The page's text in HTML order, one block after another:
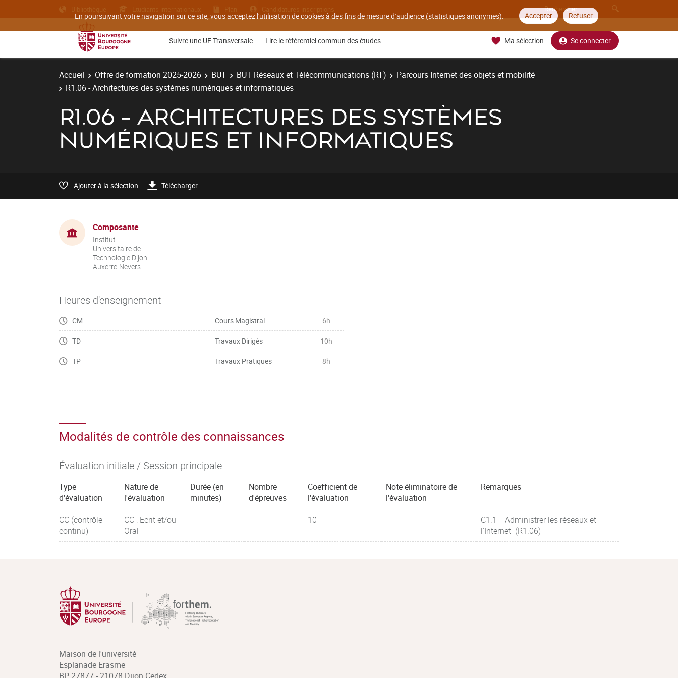
En poursuivant votre navigation sur ce site, vous acceptez l'utilisation de cookies à des fins de mesure d'audience (statistiques anonymes). Accepter Refuser
Bibliothèque Etudiants internationaux Plan Candidatures inscriptions
Suivre une UE Transversale Lire le référentiel commun des études Ma sélection Se connecter
Accueil Offre de formation 2025-2026 BUT BUT Réseaux et Télécommunications (RT)
Parcours Internet des objets et mobilité
R1.06 - Architectures des systèmes numériques et informatiques
R1.06 - ARCHITECTURES DES SYSTÈMES
NUMÉRIQUES ET INFORMATIQUES
Ajouter à la sélection Télécharger
Composante
Institut
Universitaire de
Technologie Dijon-
Auxerre-Nevers
Heures d'enseignement
CM Cours Magistral 6h
TD Travaux Dirigés 10h
TP Travaux Pratiques 8h
Modalités de contrôle des connaissances
Évaluation initiale / Session principale
Type
d'évaluation
Nature de
l'évaluation
Durée (en
minutes)
Nombre
d'épreuves
Coefficient de
l'évaluation
Note éliminatoire de
l'évaluation
Remarques
CC (contrôle
continu)
CC : Ecrit et/ou
Oral
10
C1.1 Administrer les réseaux et
l'Internet (R1.06)
Maison de l'université
Esplanade Erasme